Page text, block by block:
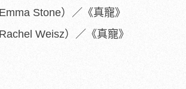
Stone）／《真寵》
Weisz）／《真寵》